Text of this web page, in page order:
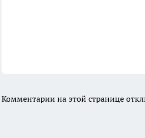
Комментарии на этой странице